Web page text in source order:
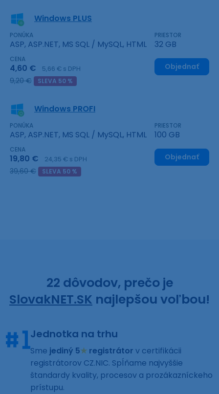
Windows PLUS
PONÚKA
ASP, ASP.NET, MS SQL / MySQL, HTML
PRIESTOR
32 GB
CENA
4,60 € 5,66 € s DPH
9,20 € SLEVA 50 %
Objednať
Windows PROFI
PONÚKA
ASP, ASP.NET, MS SQL / MySQL, HTML
PRIESTOR
100 GB
CENA
19,80 € 24,35 € s DPH
39,60 € SLEVA 50 %
Objednať
22 dôvodov, prečo je
SlovakNET.SK najlepšou voľbou!
Jednotka na trhu
Sme jediný 5★ registrátor v certifikácii
registrátorov CZ.NIC. Spĺňame najvyššie
štandardy kvality, procesov a prozákazníckeho
prístupu.